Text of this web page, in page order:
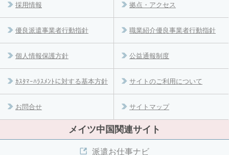
採用情報 拠点・アクセス
優良派遣事業者行動指針 職業紹介優良事業者行動指針
個人情報保護方針 公益通報制度
ｶｽﾀﾏｰﾊﾗｽﾒﾝﾄに対する基本方針 サイトのご利用について
お問合せ サイトマップ
メイツ中国関連サイト
派遣お仕事ナビ